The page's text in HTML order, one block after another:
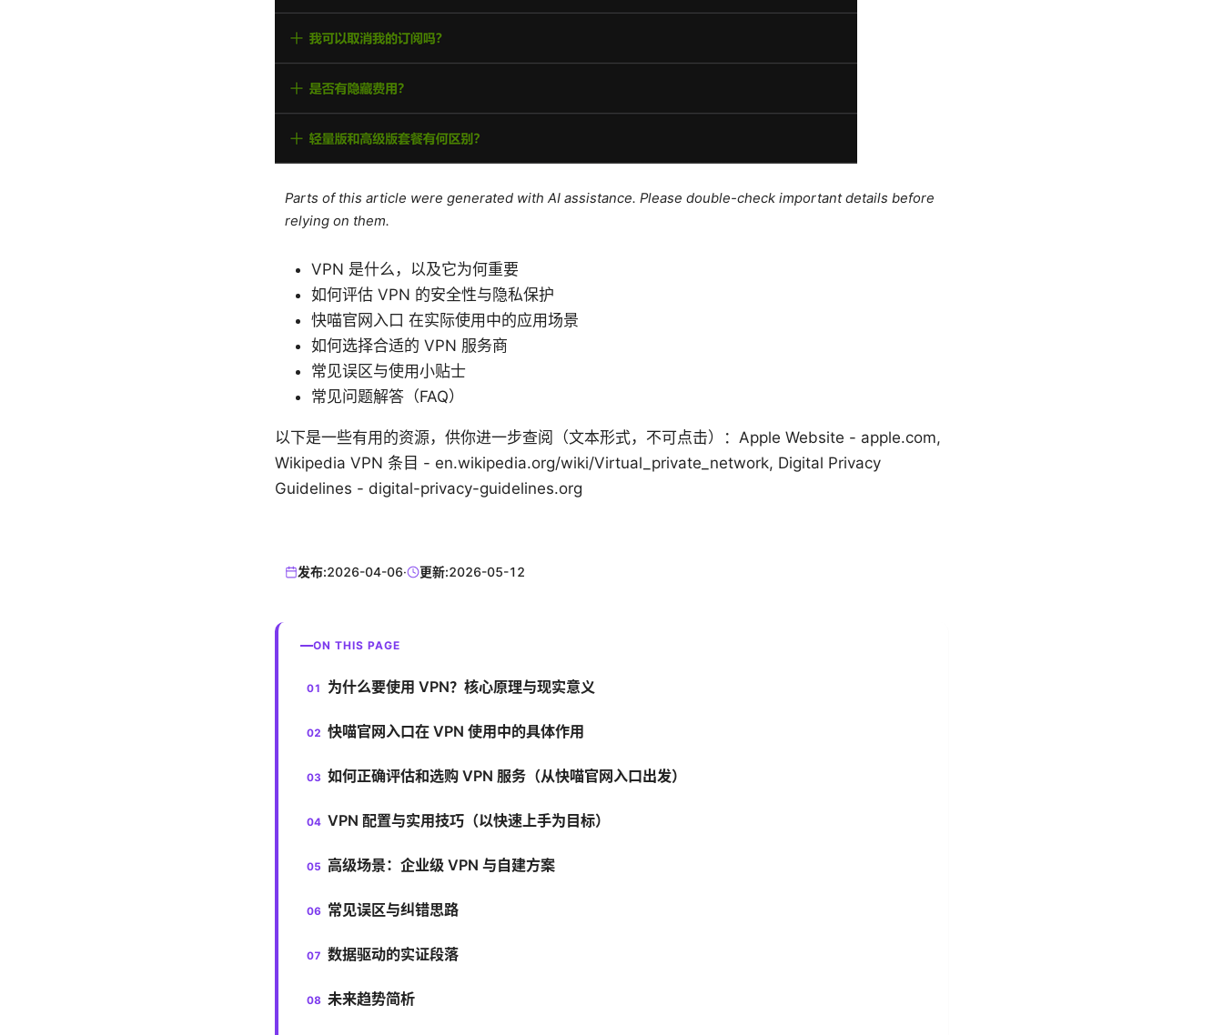
Parts of this article were generated with AI assistance. Please double-check important details before
relying on them.
VPN 是什么，以及它为何重要
如何评估 VPN 的安全性与隐私保护
快喵官网入口 在实际使用中的应用场景
如何选择合适的 VPN 服务商
常见误区与使用小贴士
常见问题解答（FAQ）
以下是一些有用的资源，供你进一步查阅（文本形式，不可点击）：Apple Website - apple.com,
Wikipedia VPN 条目 - en.wikipedia.org/wiki/Virtual_private_network, Digital Privacy
Guidelines - digital-privacy-guidelines.org
发布:2026-04-06· 更新:2026-05-12
ON THIS PAGE
为什么要使用 VPN？核心原理与现实意义
快喵官网入口在 VPN 使用中的具体作用
如何正确评估和选购 VPN 服务（从快喵官网入口出发）
VPN 配置与实用技巧（以快速上手为目标）
高级场景：企业级 VPN 与自建方案
常见误区与纠错思路
数据驱动的实证段落
未来趋势简析